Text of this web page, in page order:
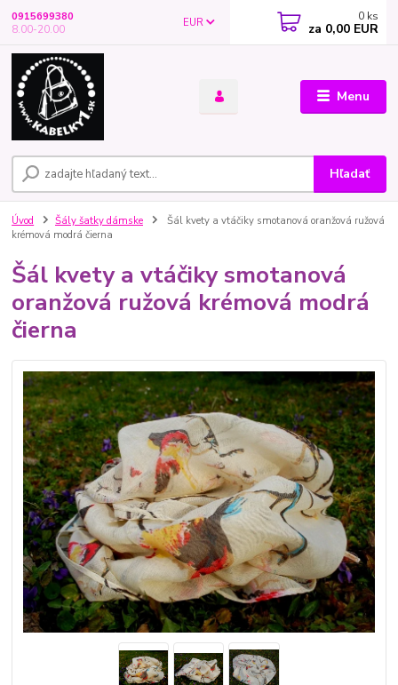
Menu
EUR
Hľadať
0915699380
8.00-20.00
0 ks
za 0,00 EUR
Úvod Šály šatky dámske
Šál kvety a vtáčiky smotanová oranžová ružová
krémová modrá čierna
Šál kvety a vtáčiky smotanová
oranžová ružová krémová modrá
čierna